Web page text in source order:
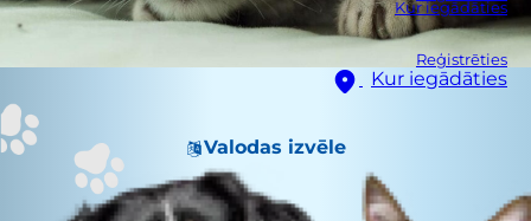
Kur iegādāties
Reģistrēties
Kur iegādāties
Valodas izvēle